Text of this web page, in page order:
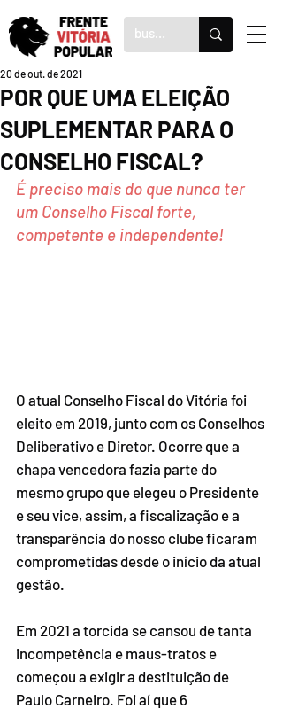
POR QUE UMA ELEIÇÃO
SUPLEMENTAR PARA O
CONSELHO FISCAL?
20 de out. de 2021
É preciso mais do que nunca ter
um Conselho Fiscal forte,
competente e independente!
O atual Conselho Fiscal do Vitória foi
eleito em 2019, junto com os Conselhos
Deliberativo e Diretor. Ocorre que a
chapa vencedora fazia parte do
mesmo grupo que elegeu o Presidente
e seu vice, assim, a fiscalização e a
transparência do nosso clube ficaram
comprometidas desde o início da atual
gestão.
Em 2021 a torcida se cansou de tanta
incompetência e maus-tratos e
começou a exigir a destituição de
Paulo Carneiro. Foi aí que 6